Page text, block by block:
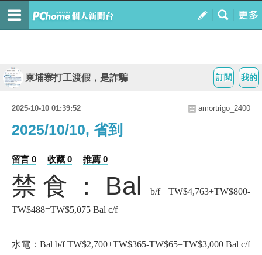
我的
訂閱
柬埔寨打工渡假，是詐騙
2025-10-10 01:39:52 amortrigo_2400
2025/10/10, 省到
留言 0 收藏 0 推薦 0
禁食：Bal
b/f TW$4,763+TW$800-
TW$488=TW$5,075 Bal c/f
水電：Bal b/f TW$2,700+TW$365-TW$65=TW$3,000 Bal c/f